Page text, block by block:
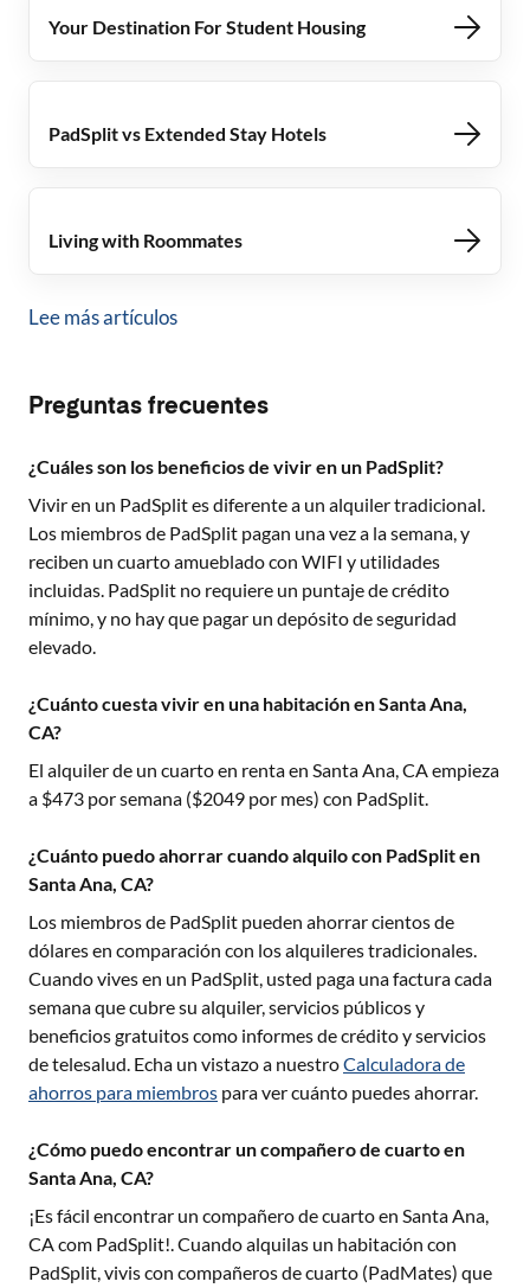
Your Destination For Student Housing
PadSplit vs Extended Stay Hotels
Living with Roommates
Lee más artículos
Preguntas frecuentes
¿Cuáles son los beneficios de vivir en un PadSplit?
Vivir en un PadSplit es diferente a un alquiler tradicional.
Los miembros de PadSplit pagan una vez a la semana, y
reciben un cuarto amueblado con WIFI y utilidades
incluidas. PadSplit no requiere un puntaje de crédito
mínimo, y no hay que pagar un depósito de seguridad
elevado.
¿Cuánto cuesta vivir en una habitación en Santa Ana,
CA?
El alquiler de un cuarto en renta en Santa Ana, CAempieza
a $473 por semana ($2049 por mes) con PadSplit.
¿Cuánto puedo ahorrar cuando alquilo con PadSplit en
Santa Ana, CA?
Los miembros de PadSplit pueden ahorrar cientos de
dólares en comparación con los alquileres tradicionales.
Cuando vives en un PadSplit, usted paga una factura cada
semana que cubre su alquiler, servicios públicos y
beneficios gratuitos como informes de crédito y servicios
de telesalud. Echa un vistazo a nuestroCalculadora de
ahorros para miembros para ver cuánto puedes ahorrar.
¿Cómo puedo encontrar un compañero de cuarto en
Santa Ana, CA?
¡Es fácil encontrar un compañero de cuarto en Santa Ana,
CAcom PadSplit!. Cuando alquilas un habitación con
PadSplit, vivis con compañeros de cuarto (PadMates) que